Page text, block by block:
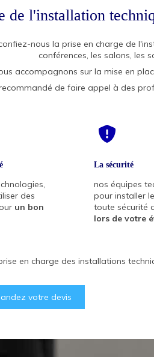
de l'installation
nous la prise en charge de
conférences, les salons, les
accompagnons sur la mise en
de faire appel à des
des
un bon
des
un bon
La sécurité
nos équipes
pour installer
toute sécurité
lors de votre
La sécurité
nos équipes
pour installer
toute sécurité
lors de votre
en charge des installations
votre devis